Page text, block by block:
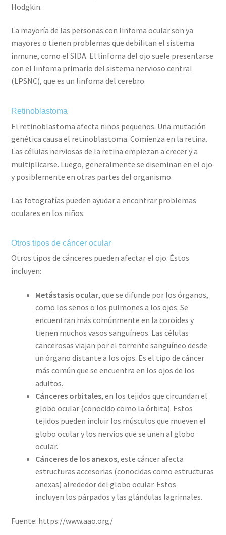
Hodgkin.
La mayoría de las personas con linfoma ocular son ya
mayores o tienen problemas que debilitan el sistema
inmune, como el SIDA. El linfoma del ojo suele presentarse
con el linfoma primario del sistema nervioso central
(LPSNC), que es un linfoma del cerebro.
Retinoblastoma
El retinoblastoma afecta niños pequeños. Una mutación
genética causa el retinoblastoma. Comienza en la retina.
Las células nerviosas de la retina empiezan a crecer y a
multiplicarse. Luego, generalmente se diseminan en el ojo
y posiblemente en otras partes del organismo.
Las fotografías pueden ayudar a encontrar problemas
oculares en los niños.
Otros tipos de cáncer ocular
Otros tipos de cánceres pueden afectar el ojo. Éstos
incluyen:
Metástasis ocular, que se difunde por los órganos,
como los senos o los pulmones a los ojos. Se
encuentran más comúnmente en la coroides y
tienen muchos vasos sanguíneos. Las células
cancerosas viajan por el torrente sanguíneo desde
un órgano distante a los ojos. Es el tipo de cáncer
más común que se encuentra en los ojos de los
adultos.
Cánceres orbitales, en los tejidos que circundan el
globo ocular (conocido como la órbita). Estos
tejidos pueden incluir los músculos que mueven el
globo ocular y los nervios que se unen al globo
ocular.
Cánceres de los anexos, este cáncer afecta
estructuras accesorias (conocidas como estructuras
anexas) alrededor del globo ocular. Estos
incluyen los párpados y las glándulas lagrimales.
Fuente: https://www.aao.org/